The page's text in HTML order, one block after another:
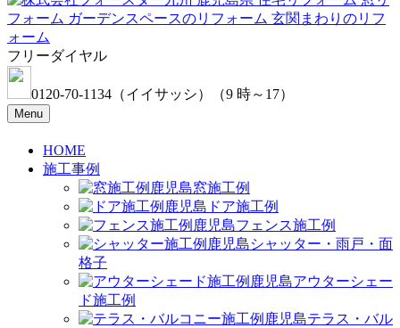
フリーダイヤル
0120-70-1134 （イイサッシ） （9 時～17）
Menu
HOME
施工事例
窓施工例
ドア施工例
フェンス施工例
シャッター・雨戸・面
格子
アウターシェー
ド施工例
テラス・バル